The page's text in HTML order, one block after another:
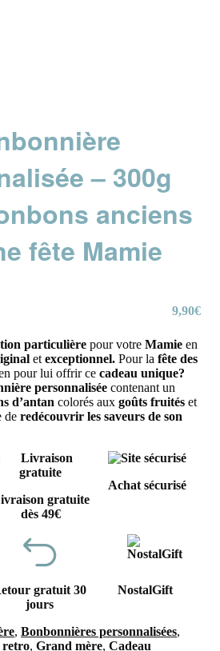
– 300g
anciens
fête Mamie
9,90€
particulière pour votre Mamie en
et exceptionnel. Pour la fête des
pour lui offrir ce cadeau unique?
personnalisée contenant un
d’antan colorés aux goûts fruités et
de redécouvrir les saveurs de son
gratuite
dès 49€
Achat sécurisé
gratuit 30
jours
NostalGift
, Bonbonnières personnalisées,
retro, Grand mère, Cadeau